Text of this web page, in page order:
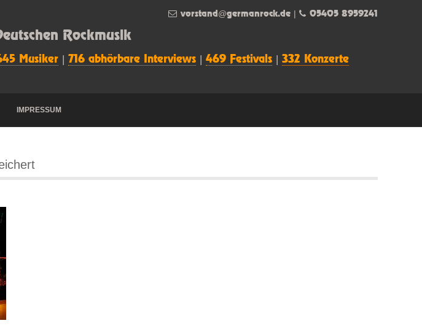
Rockmusik
Musiker 716 abhörbare Interviews 469 Festivals 332 Konzerte
vorstand@germanrock.de 05405 8959241
IMPRESSUM